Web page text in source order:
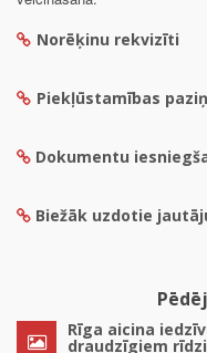
Norēķinu rekvizīti
Piekļūstamības
Dokumentu
Biežāk uzdotie
Rīga aicina
draudzīgiem